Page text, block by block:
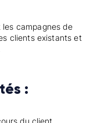
campagnes de
clients existants et
: